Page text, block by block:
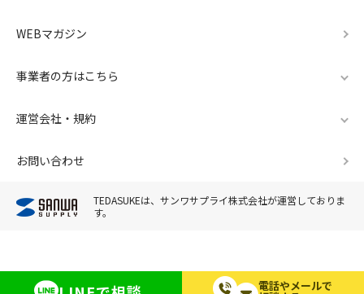
電話やメールで
WEBマガジン
事業者の方はこちら
運営会社・規約
お問い合わせ
TEDASUKEは、サンワサプライ株式会社が運営しておりま
す。